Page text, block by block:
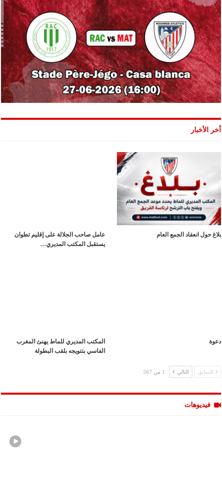
أخر الأخبار
بلاغ حول انعقاد الجمع العام
عامل صاحب الجلالة على إقليم تطوان
يستقبل المكتب المديري…
دعوة
المكتب المديري للماط يهنئ المغرب
الفاسي بتتويجه بلقب البطولة
السابق التالي 1 من 567
فيديوهات